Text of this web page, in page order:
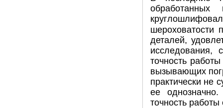
шероховатости
деталей,
исследования,
точность
вызывающих
практически не
ее
точность работы